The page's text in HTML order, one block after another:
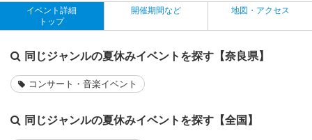
イベント詳細
トップ
開催期間など 地図・アクセス
同じジャンルの夏休みイベントを探す【奈良県】
コンサート・音楽イベント
同じジャンルの夏休みイベントを探す【全国】